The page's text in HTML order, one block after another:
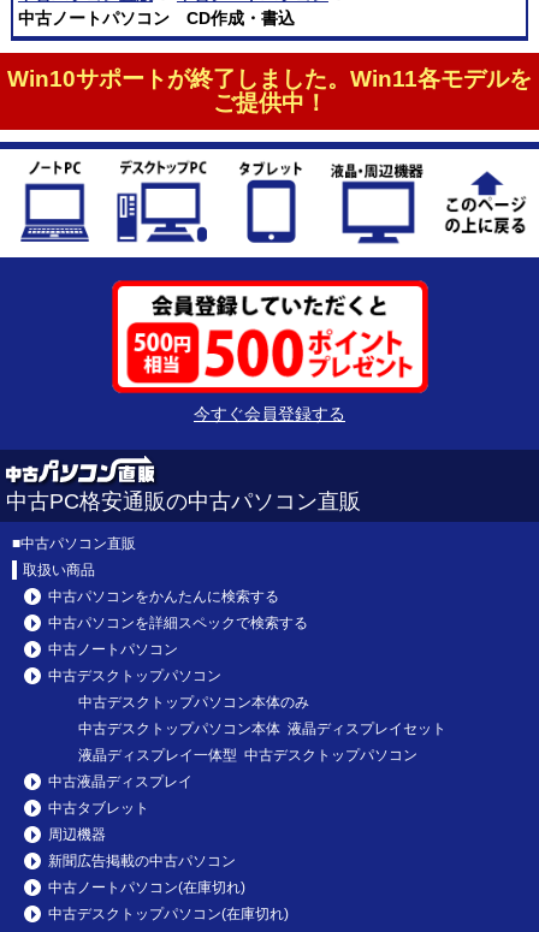
中古ノートパソコン CD作成・書込
Win10サポートが終了しました。Win11各モデルを
ご提供中！
今すぐ会員登録する
中古PC格安通販の中古パソコン直販
■中古パソコン直販
取扱い商品
中古パソコンをかんたんに検索する
中古パソコンを詳細スペックで検索する
中古ノートパソコン
中古デスクトップパソコン
中古デスクトップパソコン本体のみ
中古デスクトップパソコン本体 液晶ディスプレイセット
液晶ディスプレイ一体型 中古デスクトップパソコン
中古液晶ディスプレイ
中古タブレット
周辺機器
新聞広告掲載の中古パソコン
中古ノートパソコン(在庫切れ)
中古デスクトップパソコン(在庫切れ)